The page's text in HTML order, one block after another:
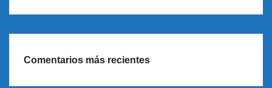
Comentarios más recientes